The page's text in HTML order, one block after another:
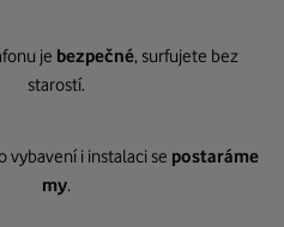
je bezpečné, surfujete bez
starostí.
vybavení i instalaci se postaráme
my.